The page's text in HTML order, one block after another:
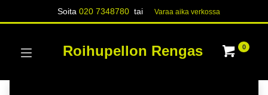
Soita020 7348780 tai Varaa aika verk​​​​ossa
Roihupellon Rengas 0